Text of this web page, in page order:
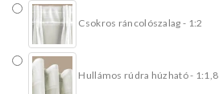
Csokros ráncolószalag - 1:2
Hullámos rúdra húzható - 1:1,8